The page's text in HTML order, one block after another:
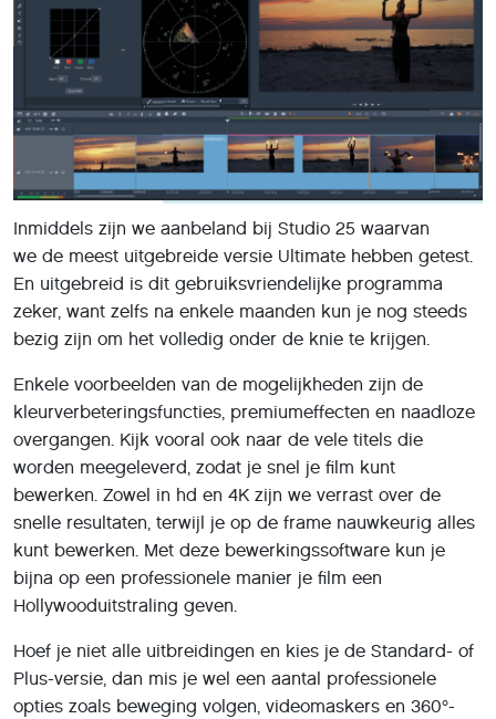
Inmiddels zijn we aanbeland bij Studio 25 waarvan
we de meest uitgebreide versie Ultimate hebben getest.
En uitgebreid is dit gebruiksvriendelijke programma
zeker, want zelfs na enkele maanden kun je nog steeds
bezig zijn om het volledig onder de knie te krijgen.
Enkele voorbeelden van de mogelijkheden zijn de
kleurverbeteringsfuncties, premiumeffecten en naadloze
overgangen. Kijk vooral ook naar de vele titels die
worden meegeleverd, zodat je snel je film kunt
bewerken. Zowel in hd en 4K zijn we verrast over de
snelle resultaten, terwijl je op de frame nauwkeurig alles
kunt bewerken. Met deze bewerkingssoftware kun je
bijna op een professionele manier je film een
Hollywooduitstraling geven.
Hoef je niet alle uitbreidingen en kies je de Standard- of
Plus-versie, dan mis je wel een aantal professionele
opties zoals beweging volgen, videomaskers en 360°-